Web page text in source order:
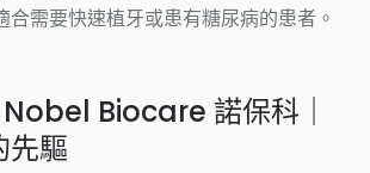
合需要快速植牙或患有糖尿病的患者。
Biocare 諾保科｜
先驅